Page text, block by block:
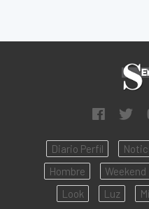
Diario Perfil
Hombre
Weekend
Look
Luz